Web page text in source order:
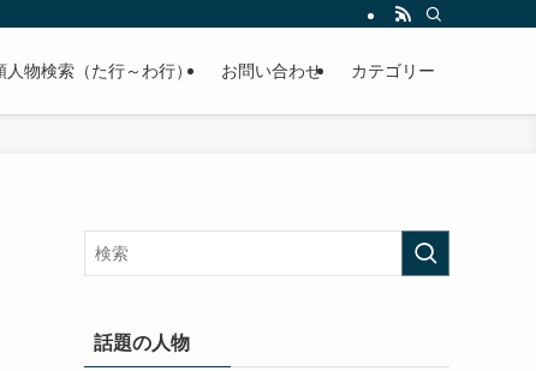
歴や高校・大学の偏差値まで紹介していきます。
人物検索（た行～わ行） お問い合わせ カテゴリー
話題の人物